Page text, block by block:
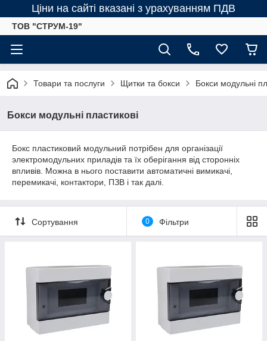
Ціни на сайті вказані з урахуванням ПДВ
ТОВ "СТРУМ-19"
Товари та послуги Щитки та бокси Бокси модульні
Бокси модульні пластикові
Бокс пластиковий модульний потрібен для організації
электромодульних приладів та їх оберігання від сторонніх
впливів. Можна в нього поставити автоматичні вимикачі,
перемикачі, контактори, ПЗВ і так далі.
Сортування 0 Фільтри